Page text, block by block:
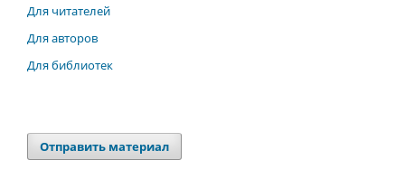
Для читателей
Для авторов
Для библиотек
Отправить материал